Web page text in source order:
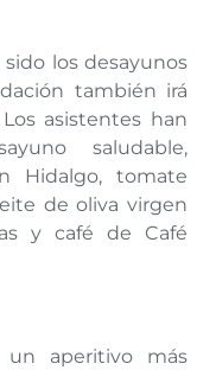
los desayunos
también irá
asistentes han
saludable,
Hidalgo, tomate
de oliva virgen
y café de Café
un aperitivo más